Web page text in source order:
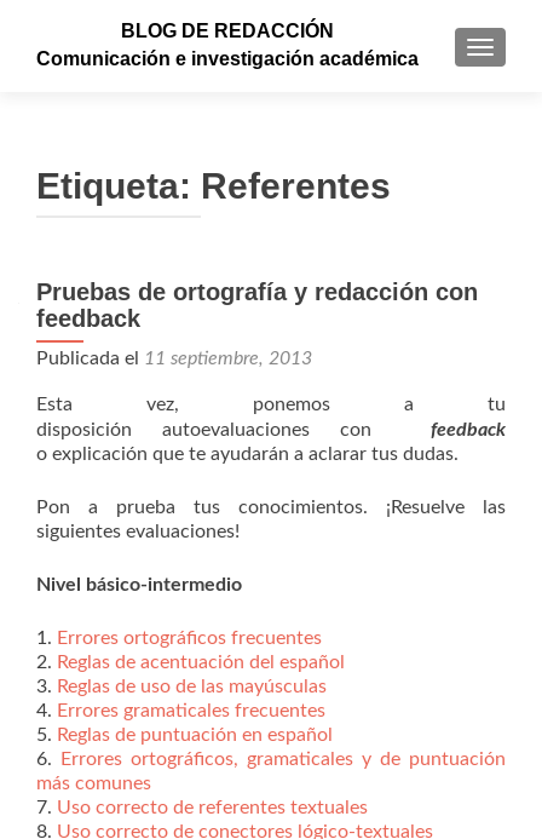
BLOG DE REDACCIÓN
Comunicación e investigación académica
Etiqueta: Referentes
Pruebas de ortografía y redacción con
feedback
Publicada el 11 septiembre, 2013
Esta vez, ponemos a tu
disposición autoevaluaciones con feedback
o explicación que te ayudarán a aclarar tus dudas.
Pon a prueba tus conocimientos. ¡Resuelve las
siguientes evaluaciones!
Nivel básico-intermedio
1. Errores ortográficos frecuentes
2. Reglas de acentuación del español
3. Reglas de uso de las mayúsculas
4. Errores gramaticales frecuentes
5. Reglas de puntuación en español
6.
Errores ortográficos, gramaticales y de puntuación
más comunes
7. Uso correcto de referentes textuales
8. Uso correcto de conectores lógico-textuales